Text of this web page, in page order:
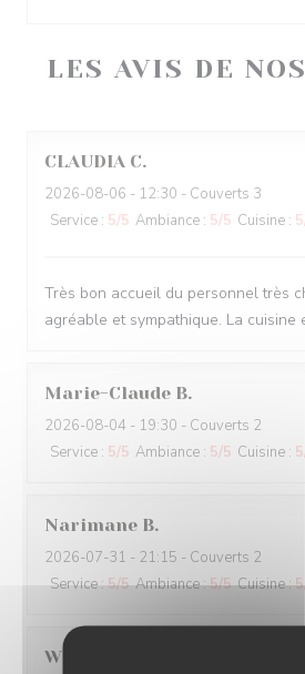
LES AVIS DE
CLAUDIA C
2026-08-06 - 12:30 - Couverts 3
Service : 5/5 Ambiance : 5/5 Cuisine : 5
Très bon accueil du personnel très
agréable et sympathique. La cuisine
Marie-Claude B
2026-08-04 - 19:30 - Couverts 2
Service : 5/5 Ambiance : 5/5 Cuisine : 5
Narimane B
2026-07-31 - 21:15 - Couverts 2
Service:5/5 Ambiance:5/5 Cuisine:5
Wilson